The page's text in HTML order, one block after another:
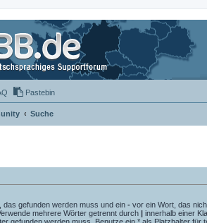
Pastebin
Suche
das gefunden werden muss und ein - vor ein Wort, das
mehrere Wörter getrennt durch | innerhalb einer
gefunden werden muss. Benutze ein * als Platzhalter für